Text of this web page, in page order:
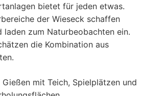
bietet für jeden etwas.
der Wieseck schaffen
zum Naturbeobachten ein.
die Kombination aus